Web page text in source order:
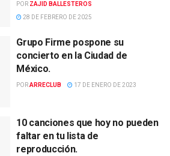
POR ZAJID BALLESTEROS
28 DE FEBRERO DE 2025
Grupo Firme pospone su
concierto en la Ciudad de
México.
PORARRECLUB 17 DE ENERO DE 2023
10 canciones que hoy no pueden
faltar en tu lista de
reproducción.